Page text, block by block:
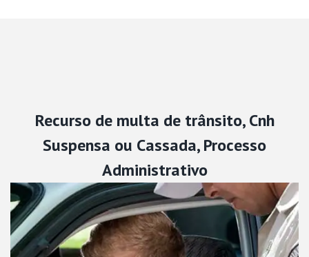
Recurso de multa de trânsito, Cnh
Suspensa ou Cassada, Processo
Administrativo